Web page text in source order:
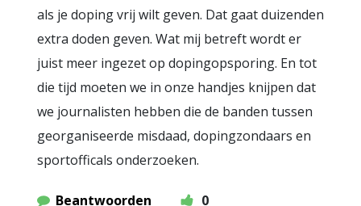
als je doping vrij wilt geven. Dat gaat duizenden
extra doden geven. Wat mij betreft wordt er
juist meer ingezet op dopingopsporing. En tot
die tijd moeten we in onze handjes knijpen dat
we journalisten hebben die de banden tussen
georganiseerde misdaad, dopingzondaars en
sportofficals onderzoeken.
Beantwoorden
0